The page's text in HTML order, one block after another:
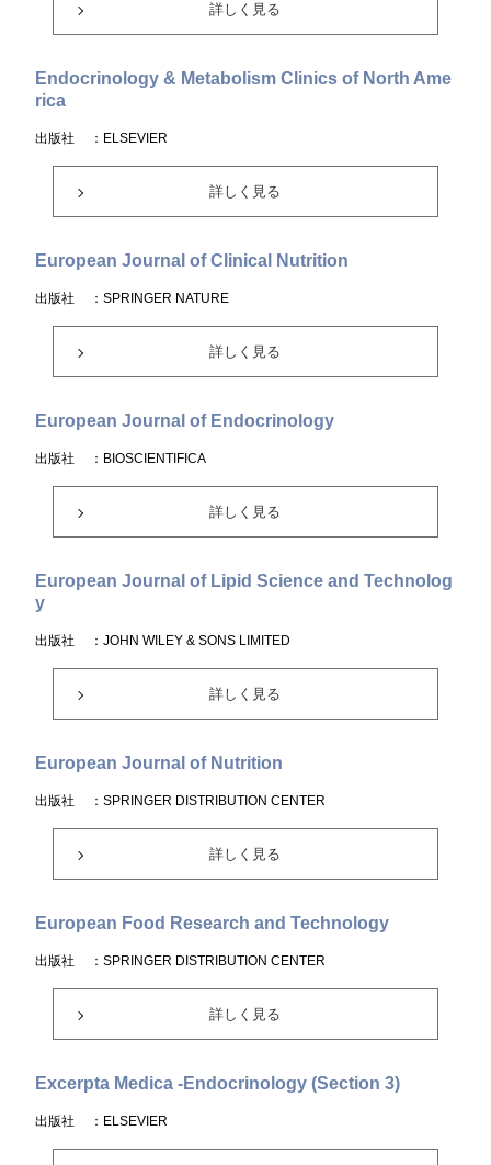
詳しく見る
Endocrinology & Metabolism Clinics of North Ame
rica
出版社 ：ELSEVIER
詳しく見る
European Journal of Clinical Nutrition
出版社 ：SPRINGER NATURE
詳しく見る
European Journal of Endocrinology
出版社 ：BIOSCIENTIFICA
詳しく見る
European Journal of Lipid Science and Technolog
y
出版社 ：JOHN WILEY & SONS LIMITED
詳しく見る
European Journal of Nutrition
出版社 ：SPRINGER DISTRIBUTION CENTER
詳しく見る
European Food Research and Technology
出版社 ：SPRINGER DISTRIBUTION CENTER
詳しく見る
Excerpta Medica -Endocrinology (Section 3)
出版社 ：ELSEVIER